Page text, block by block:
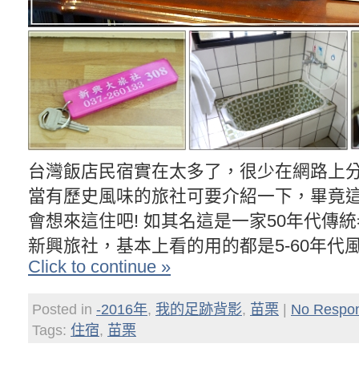
台灣飯店民宿實在太多了，很少在網路上
當有歷史風味的旅社可要介紹一下，畢竟
會想來這住吧! 如其名這是一家50年代傳
新興旅社，基本上看的用的都是5-60年代
Click to continue »
Posted in -2016年, 我的足跡背影, 苗栗
No
Tags: 住宿, 苗栗